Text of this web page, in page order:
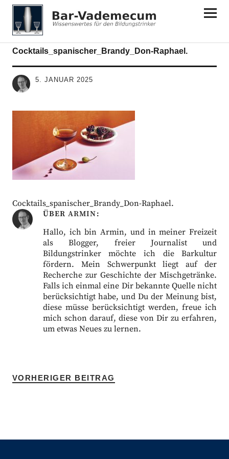
Bar-Vademecum
Cocktails_spanischer_Brandy_Don-Raphael.
5. JANUAR 2025
Cocktails_spanischer_Brandy_Don-Raphael.
ÜBER ARMIN
Hallo, ich bin Armin, und in meiner Freizeit
als Blogger, freier Journalist und
Bildungstrinker möchte ich die Barkultur
fördern. Mein Schwerpunkt liegt auf der
Recherche zur Geschichte der Mischgetränke.
Falls ich einmal eine Dir bekannte Quelle nicht
berücksichtigt habe, und Du der Meinung bist,
diese müsse berücksichtigt werden, freue ich
mich schon darauf, diese von Dir zu erfahren,
um etwas Neues zu lernen.
VORHERIGER BEITRAG